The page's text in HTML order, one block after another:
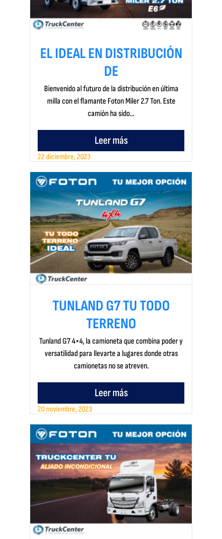
EL IDEAL EN DISTRIBUCIÓN
DE
Bienvenido al futuro de la distribución en última
milla con el flamante Foton Miler 2.7 Ton. Este
camión ha sido...
Leer más
22 diciembre, 2023
TUNLAND G7 TU TODO
TERRENO
Tunland G7 4×4, la camioneta que combina poder y
versatilidad para llevarte a lugares donde otras
camionetas no se atreven.
Leer más
20 noviembre, 2023